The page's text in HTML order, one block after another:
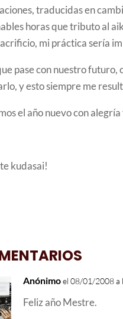
traducidas en
horas que tributo al
mi práctica sería
pase con nuestro
y esto siempre me
el año nuevo con
kudasai!
Anónimo el 08/01/2008 a
Feliz año Mestre.